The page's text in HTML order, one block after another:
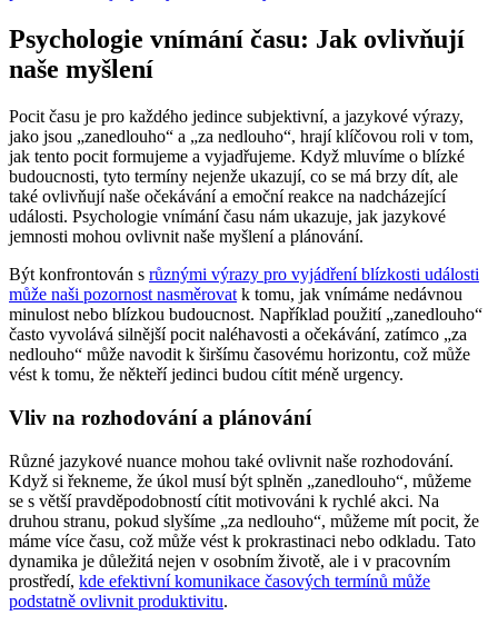
Psychologie vnímání času: Jak ovlivňují
naše myšlení
Pocit času je pro každého jedince subjektivní, a jazykové výrazy,
jako jsou „zanedlouho“ a „za nedlouho“, hrají klíčovou roli v tom,
jak tento pocit formujeme a vyjadřujeme. Když mluvíme o blízké
budoucnosti, tyto termíny nejenže ukazují, co se má brzy dít, ale
také ovlivňují naše očekávání a emoční reakce na nadcházející
události. Psychologie vnímání času nám ukazuje, jak jazykové
jemnosti mohou ovlivnit naše myšlení a plánování.
Být konfrontován s různými výrazy pro vyjádření blízkosti události
může naši pozornost nasměrovat k tomu, jak vnímáme nedávnou
minulost nebo blízkou budoucnost. Například použití „zanedlouho“
často vyvolává silnější pocit naléhavosti a očekávání, zatímco „za
nedlouho“ může navodit k širšímu časovému horizontu, což může
vést k tomu, že někteří jedinci budou cítit méně urgency.
Vliv na rozhodování a plánování
Různé jazykové nuance mohou také ovlivnit naše rozhodování.
Když si řekneme, že úkol musí být splněn „zanedlouho“, můžeme
se s větší pravděpodobností cítit motivováni k rychlé akci. Na
druhou stranu, pokud slyšíme „za nedlouho“, můžeme mít pocit, že
máme více času, což může vést k prokrastinaci nebo odkladu. Tato
dynamika je důležitá nejen v osobním životě, ale i v pracovním
prostředí, kde efektivní komunikace časových termínů může
podstatně ovlivnit produktivitu.